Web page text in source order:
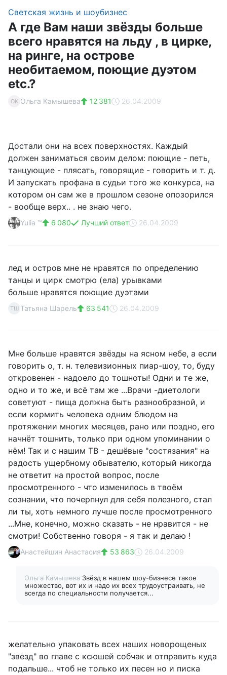
Светская жизнь и шоубизнес
А где Вам наши звёзды больше
всего нравятся на льду , в цирке,
на ринге, на острове
необитаемом, поющие дуэтом
etc.?
ОК Ольга Камышева 12 381 26.04.2009
Достали они на всех поверхностях. Каждый
должен заниматься своим делом: поющие - петь,
танцующие - плясать, говорящие - говорить и т. д.
И запускать профана в судьи того же конкурса, на
котором он сам же в прошлом сезоне опозорился
- вообще верх.. . не знаю чего.
Yulia ™ 6 080 Лучший ответ 26.04.2009
лед и остров мне не нравятся по определению
танцы и цирк смотрю (ела) урывками
больше нравятся поющие дуэтами
ТШ Татьяна Шарель 63 541 26.04.2009
Мне больше нравятся звёзды на ясном небе, а если
говорить о, т. н. телевизионных пиар-шоу, то, буду
откровенен - надоело до тошноты! Одни и те же,
одно и то же, и всё там же ...Врачи -диетологи
советуют - пища должна быть разнообразной, и
если кормить человека одним блюдом на
протяжении многих месяцев, рано или поздно, его
начнёт тошнить, только при одном упоминании о
нём! Так и с нашим ТВ - дешёвые "состязания" на
радость ущербному обывателю, который никогда
не ответит на простой вопрос, после
просмотренного - что изменилось в твоём
сознании, что почерпнул для себя полезного, стал
ли ты, хоть немного лучше после просмотренного
...Мне, конечно, можно сказать - не нравится - не
смотри! Собственно говоря - я так и делаю !
Анастейшин Анастасия 53 863 26.04.2009
Ольга Камышева Звёзд в нашем шоу-бизнесе такое
множество, вот их и надо их всех трудоустраивать, не
всегда по специальности получается...
желательно упаковать всех наших новорощеных
"звезд" во главе с ксюшей собчак и отправить куда
подальше... чтоб не только их песен но и писка